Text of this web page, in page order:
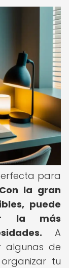
para
Con la gran
puede
la más
A
algunas de
tu